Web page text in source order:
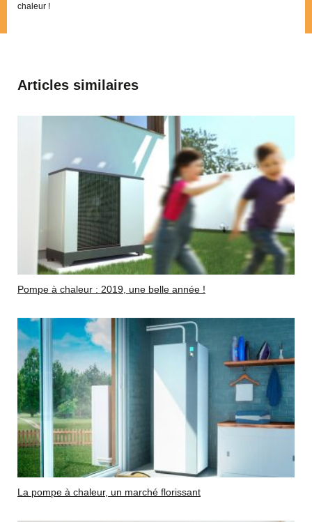
chaleur !
Articles similaires
Pompe à chaleur : 2019, une belle année !
La pompe à chaleur, un marché florissant